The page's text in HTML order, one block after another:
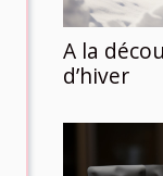
A la
d’hiver